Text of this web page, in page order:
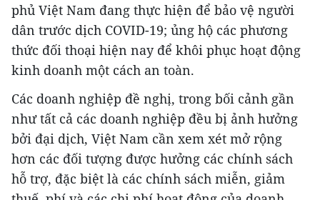
phủ Việt Nam đang thực hiện để bảo vệ người
dân trước dịch COVID-19; ủng hộ các phương
thức đối thoại hiện nay để khôi phục hoạt động
kinh doanh một cách an toàn.
Các doanh nghiệp đề nghị, trong bối cảnh gần
như tất cả các doanh nghiệp đều bị ảnh hưởng
bởi đại dịch, Việt Nam cần xem xét mở rộng
hơn các đối tượng được hưởng các chính sách
hỗ trợ, đặc biệt là các chính sách miễn, giảm